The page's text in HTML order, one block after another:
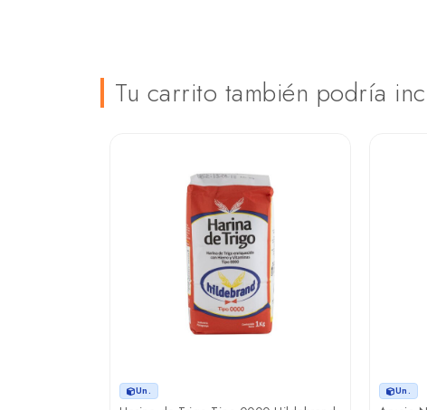
Tu carrito también podría
Un. Un.